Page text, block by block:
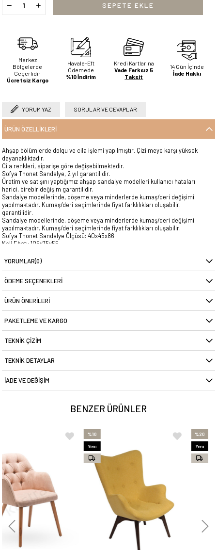
Merkez
Bölgelerde
Geçerlidir
Ücretsiz Kargo
Havale-Eft
Ödemede
%10 İndirim
Kredi Kartlarına
Vade Farksız 5
Taksit
14 Gün İçinde
İade Hakkı
YORUM YAZ SORULAR VE CEVAPLAR
ÜRÜN ÖZELLIKLERI
Ahşap bölümlerde dolgu ve cila işlemi yapılmıştır. Çizilmeye karşı yüksek
dayanaklıktadır.
Cila renkleri, siparişe göre değişebilmektedir.
Sofya Thonet Sandalye, 2 yıl garantilidir.
Üretim ve satışını yaptığımız ahşap sandalye modelleri kullanıcı hataları
harici, birebir değişim garantilidir.
Sandalye modellerinde, döşeme veya minderlerde kumaş/deri değişimi
yapılmaktadır. Kumaş/deri seçimlerinde fiyat farklılıkları oluşabilir.
garantilidir.
Sandalye modellerinde, döşeme veya minderlerde kumaş/deri değişimi
yapılmaktadır. Kumaş/deri seçimlerinde fiyat farklılıkları oluşabilir.
Sofya Thonet Sandalye Ölçüsü: 40x45x86
Koli Ebatı: 105x75x55
Ürün Ağırlığı : 3,1 Kg.
YORUMLAR(0)
ÖDEME SEÇENEKLERI
ÜRÜN ÖNERILERI
PAKETLEME VE KARGO
TEKNIK ÇIZIM
TEKNIK DETAYLAR
İADE VE DEĞIŞIM
BENZER ÜRÜNLER
Ürün